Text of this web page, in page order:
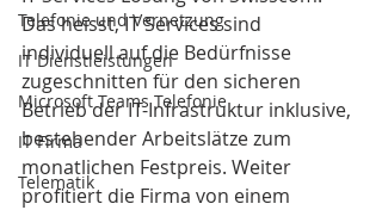
Telefonie und Vernetzung
IT Dienstleistungen
Microsoft Teams Telefonie
IT Firma
Telematik
Das heisst, IT Services sind
individuell auf die Bedürfnisse
zugeschnitten für den sicheren
Betrieb der IT-Infrastruktur inklusive,
bestehender Arbeitslätze zum
monatlichen Festpreis. Weiter
profitiert die Firma von einem